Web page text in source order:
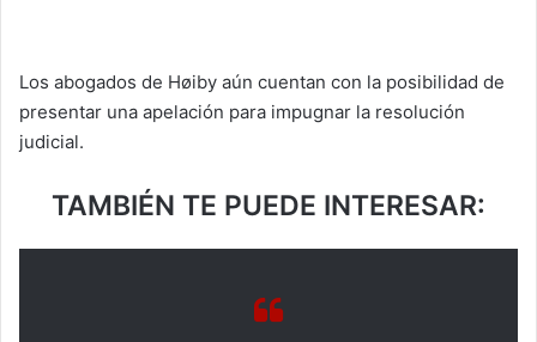
Los abogados de Høiby aún cuentan con la posibilidad de
presentar una apelación para impugnar la resolución
judicial.
TAMBIÉN TE PUEDE INTERESAR: